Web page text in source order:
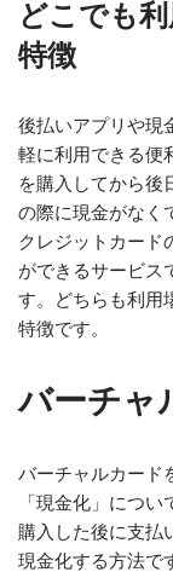
どこでも
特徴
後払いアプリや現
軽に利用できる便
を購入してから後
の際に現金がなく
クレジットカード
ができるサービス
す。どちらも利用
特徴です。
バーチャ
バーチャルカード
「現金化」につ
購入した後に支払
現金化する方法で